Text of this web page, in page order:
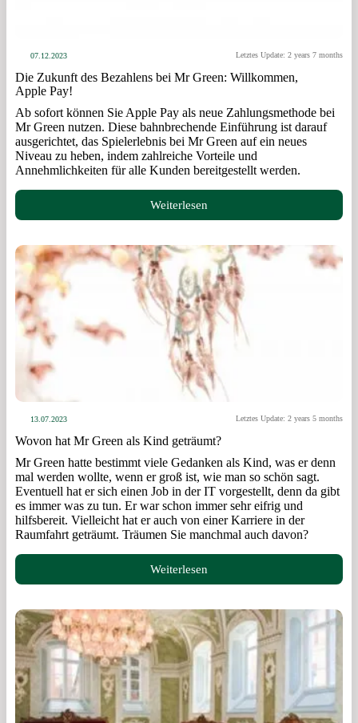
Die Zukunft des Bezahlens bei Mr Green: Willkommen,
Apple Pay!
07.12.2023 Letztes Update: 2 years 7 months
Ab sofort können Sie Apple Pay als neue Zahlungsmethode bei
Mr Green nutzen. Diese bahnbrechende Einführung ist darauf
ausgerichtet, das Spielerlebnis bei Mr Green auf ein neues
Niveau zu heben, indem zahlreiche Vorteile und
Annehmlichkeiten für alle Kunden bereitgestellt werden.
Weiterlesen
Wovon hat Mr Green als Kind geträumt?
13.07.2023 Letztes Update: 2 years 5 months
Mr Green hatte bestimmt viele Gedanken als Kind, was er denn
mal werden wollte, wenn er groß ist, wie man so schön sagt.
Eventuell hat er sich einen Job in der IT vorgestellt, denn da gibt
es immer was zu tun. Er war schon immer sehr eifrig und
hilfsbereit. Vielleicht hat er auch von einer Karriere in der
Raumfahrt geträumt. Träumen Sie manchmal auch davon?
Weiterlesen